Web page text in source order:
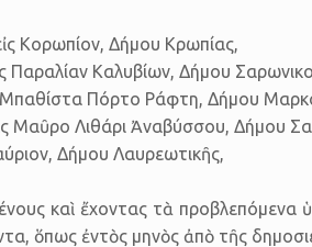
Κορωπίον, Δήμου Κρωπίας,
Παραλίαν Καλυβίων, Δήμου
Μπαθίστα Πόρτο Ράφτη, Δήμου
Μαῦρο Λιθάρι Ἀναβύσσου, Δήμου
Δήμου Λαυρεωτικῆς,
καὶ ἔχοντας τὰ προ­βλε­πό­με­να
ὅπως ἐν­τὸς μη­νὸς ἀπὸ τῆς